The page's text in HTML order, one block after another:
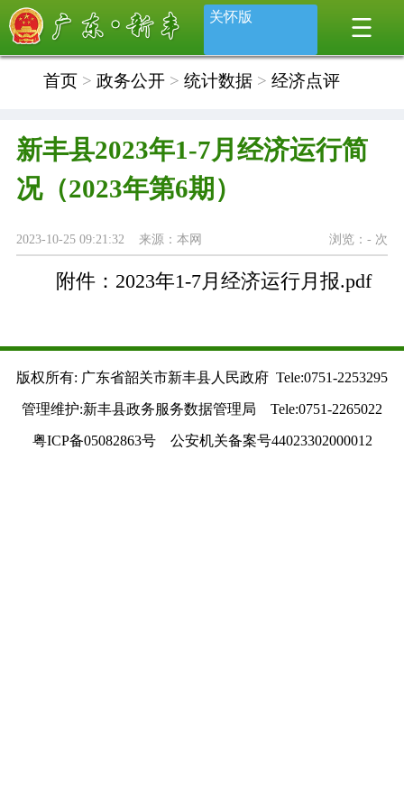
关怀版
首页> 政务公开> 统计数据> 经济点评
新丰县2023年1-7月经济运行简
况（2023年第6期）
浏览：- 次
2023-10-25 09:21:32 来源：本网
附件： 2023年1-7月经济运行月报.pdf
版权所有: 广东省韶关市新丰县人民政府 Tele:0751-2253295
管理维护:新丰县政务服务数据管理局 Tele:0751-2265022
粤ICP备05082863号 公安机关备案号44023302000012